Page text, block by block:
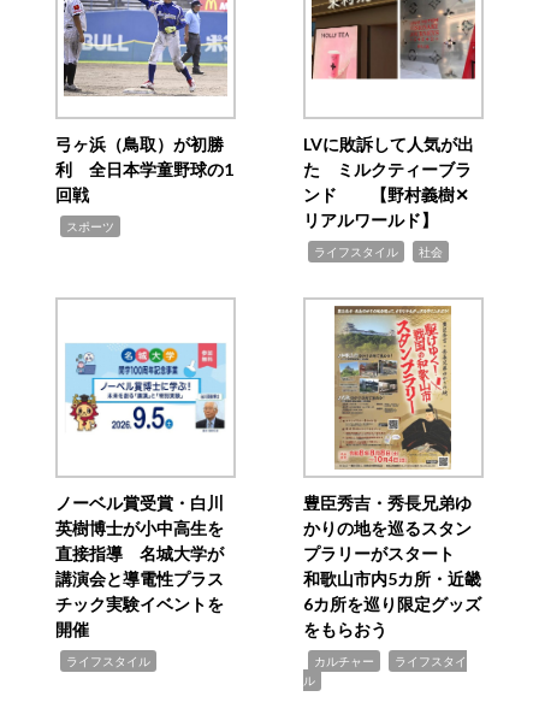
弓ヶ浜（鳥取）が初勝
利 全日本学童野球の1
回戦
スポーツ
LVに敗訴して人気が出
た ミルクティーブラ
ンド 【野村義樹✕
リアルワールド】
ライフスタイル 社会
ノーベル賞受賞・白川
英樹博士が小中高生を
直接指導 名城大学が
講演会と導電性プラス
チック実験イベントを
開催
ライフスタイル
豊臣秀吉・秀長兄弟ゆ
かりの地を巡るスタン
プラリーがスタート
和歌山市内5カ所・近畿
6カ所を巡り限定グッズ
をもらおう
カルチャー
ライフスタイ
ル